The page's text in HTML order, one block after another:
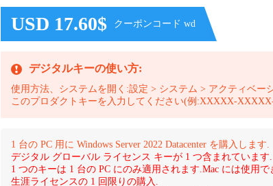
USD 17.60$
クーポンコード wd
デジタルキーの使い方:
使用方法、システムを開く:設定 > システム > アクティベー
このプロダクトキーを入力してください(例:XXXXX-
1 台の PC 用に Windows Server 2022 Datacenter を購入します.
デジタル グローバル ライセンス キーが 1 つ含まれています.
1 つのキーは 1 台の PC にのみ適用されます.Mac には使用で
生涯ライセンスの 1 回限りの購入.